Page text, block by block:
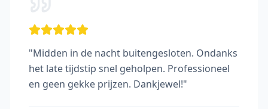
"Midden in de nacht buitengesloten. Ondanks
het late tijdstip snel geholpen. Professioneel
en geen gekke prijzen. Dankjewel!"